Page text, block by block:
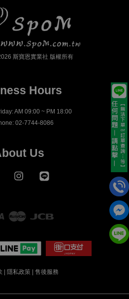
斯寶恩實業社 版權所有
Hours
AM 09:00 ~ PM 18:00
02-7744-8086
Us
Facebook Instagram
Visa Master
| 隱私政策 | 售後服務